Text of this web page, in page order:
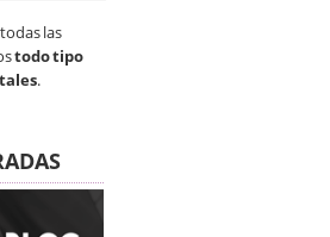
las
todo tipo
.